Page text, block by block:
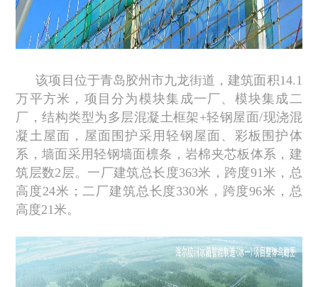
该项目位于青岛胶州市九龙街道，建筑面积14.1
万平方米，项目分为模块集成一厂、模块集成二
厂，结构类型为多层混凝土框架+轻钢屋面/现浇混
凝土屋面，屋面围护采用轻钢屋面、彩板围护体
系，墙面采用轻钢墙面檩条，岩棉夹芯板体系，建
筑层数2层。一厂建筑总长度363米，跨度91米，总
高度24米；二厂建筑总长度330米，跨度96米，总
高度21米。